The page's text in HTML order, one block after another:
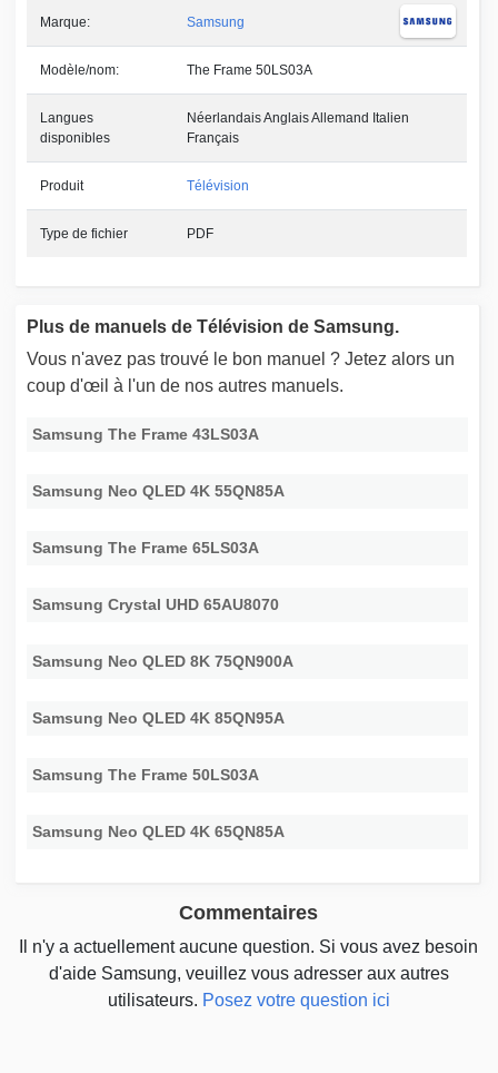
Marque: Samsung
Modèle/nom: The Frame 50LS03A
Langues
disponibles
Néerlandais Anglais Allemand Italien
Français
Produit Télévision
Type de fichier PDF
Plus de manuels de Télévision de Samsung.
Vous n'avez pas trouvé le bon manuel ? Jetez alors un
coup d'œil à l'un de nos autres manuels.
Samsung The Frame 43LS03A
Samsung Neo QLED 4K 55QN85A
Samsung The Frame 65LS03A
Samsung Crystal UHD 65AU8070
Samsung Neo QLED 8K 75QN900A
Samsung Neo QLED 4K 85QN95A
Samsung The Frame 50LS03A
Samsung Neo QLED 4K 65QN85A
Commentaires
Il n'y a actuellement aucune question. Si vous avez besoin
d'aide Samsung, veuillez vous adresser aux autres
utilisateurs. Posez votre question ici